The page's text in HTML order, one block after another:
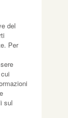
del
Per
sul